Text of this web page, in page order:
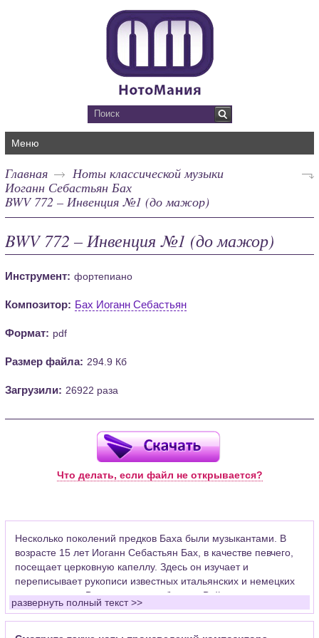
Меню
Главная
Ноты классической музыки
Иоганн Себастьян Бах
BWV 772 – Инвенция №1 (до мажор)
BWV 772 – Инвенция №1 (до мажор)
Инструмент: фортепиано
Композитор: Бах Иоганн Себастьян
Формат: pdf
Размер файла: 294.9 Кб
Загрузили: 26922 раза
Что делать, если файл не открывается?
Несколько поколений предков Баха были музыкантами. В
возрасте 15 лет Иоганн Себастьян Бах, в качестве певчего,
посещает церковную капеллу. Здесь он изучает и
переписывает рукописи известных итальянских и немецких
композиторов. Впоследствии работал в Веймаре скрипачом
придворного оркестра, церковным органистом в Арнштаде,
где уделял много времени развитию органной
развернуть полный текст >>